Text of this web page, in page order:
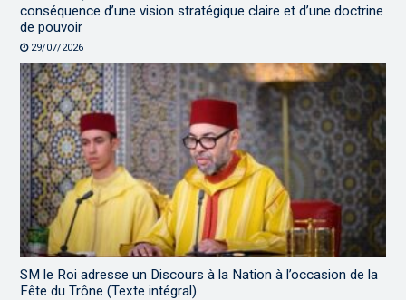
conséquence d’une vision stratégique claire et d’une doctrine
de pouvoir
29/07/2026
SM le Roi adresse un Discours à la Nation à l’occasion de la
Fête du Trône (Texte intégral)